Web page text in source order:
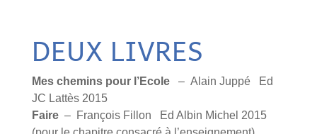
DEUX LIVRES
Mes chemins pour l’Ecole– Alain Juppé Ed
JC Lattès 2015
Faire– François Fillon Ed Albin Michel 2015